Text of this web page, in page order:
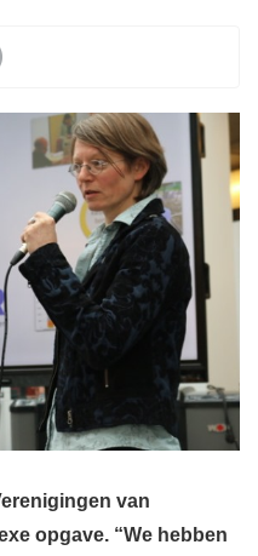
van
opgave. “We hebben